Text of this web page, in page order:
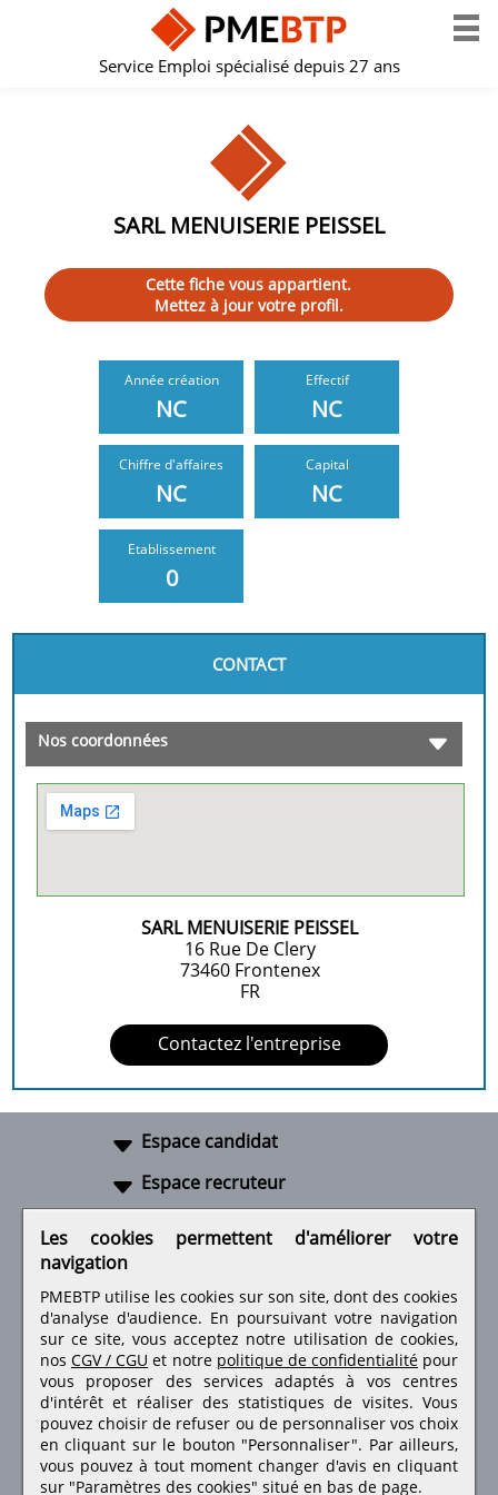
Service Emploi spécialisé depuis 27 ans
SARL MENUISERIE PEISSEL
Cette fiche vous appartient.
Mettez à jour votre profil.
Année création
NC
Effectif
NC
Chiffre d'affaires
NC
Capital
NC
Etablissement
0
CONTACT
Nos coordonnées
SARL MENUISERIE PEISSEL
16 Rue De Clery
73460 Frontenex
FR
Contactez l'entreprise
Espace candidat
Espace recruteur
Retrouvez-nous sur les réseaux sociaux
Les cookies permettent d'améliorer votre
navigation
PMEBTP utilise les cookies sur son site, dont des cookies
d'analyse d'audience. En poursuivant votre navigation
sur ce site, vous acceptez notre utilisation de cookies,
nos CGV / CGU et notre politique de confidentialité pour
vous proposer des services adaptés à vos centres
d'intérêt et réaliser des statistiques de visites.Vous
pouvez choisir de refuser ou de personnaliser vos choix
en cliquant sur le bouton "Personnaliser". Par ailleurs,
vous pouvez à tout moment changer d'avis en cliquant
sur "Paramètres des cookies" situé en bas de page.